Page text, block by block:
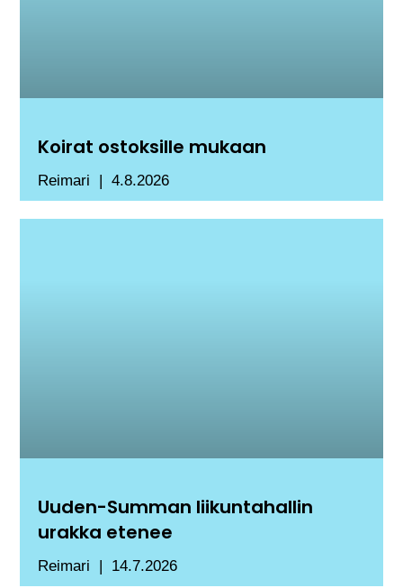
Koirat ostoksille mukaan
Reimari 4.8.2026
Uuden-Summan liikuntahallin
urakka etenee
Reimari 14.7.2026